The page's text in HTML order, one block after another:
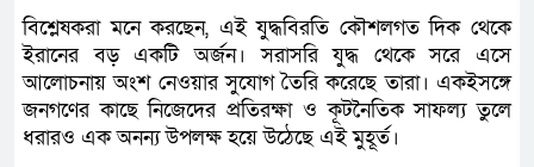
বিশ্লেষকরা মনে করছেন, এই যুদ্ধবিরতি কৌশলগত দিক থেকে
ইরানের বড় একটি অর্জন। সরাসরি যুদ্ধ থেকে সরে এসে
আলোচনায় অংশ নেওয়ার সুযোগ তৈরি করেছে তারা। একইসঙ্গে
জনগণের কাছে নিজেদের প্রতিরক্ষা ও কূটনৈতিক সাফল্য তুলে
ধরারও এক অনন্য উপলক্ষ হয়ে উঠেছে এই মুহূর্ত।